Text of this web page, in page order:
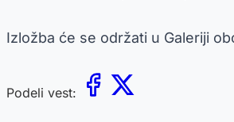
Izložba će se održati u Galeriji
Podeli vest: